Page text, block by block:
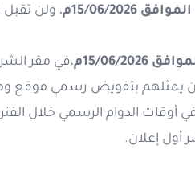
15/06/2026م
، ولن
06/2026م
،في مقر
من يمثلهم بتفويض رسمي موقع
أوقات الدوام الرسمي خلال
أول إعلان.